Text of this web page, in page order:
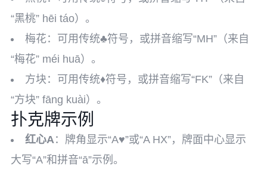
“黑桃” hēi táo）。
梅花：可用传统♣符号，或拼音缩写“MH”（来自
“梅花” méi huā）。
方块：可用传统♦符号，或拼音缩写“FK”（来自
“方块” fāng kuài）。
扑克牌示例
红心A：牌角显示“A♥”或“A HX”，牌面中心显示
大写“A”和拼音“ā”示例。